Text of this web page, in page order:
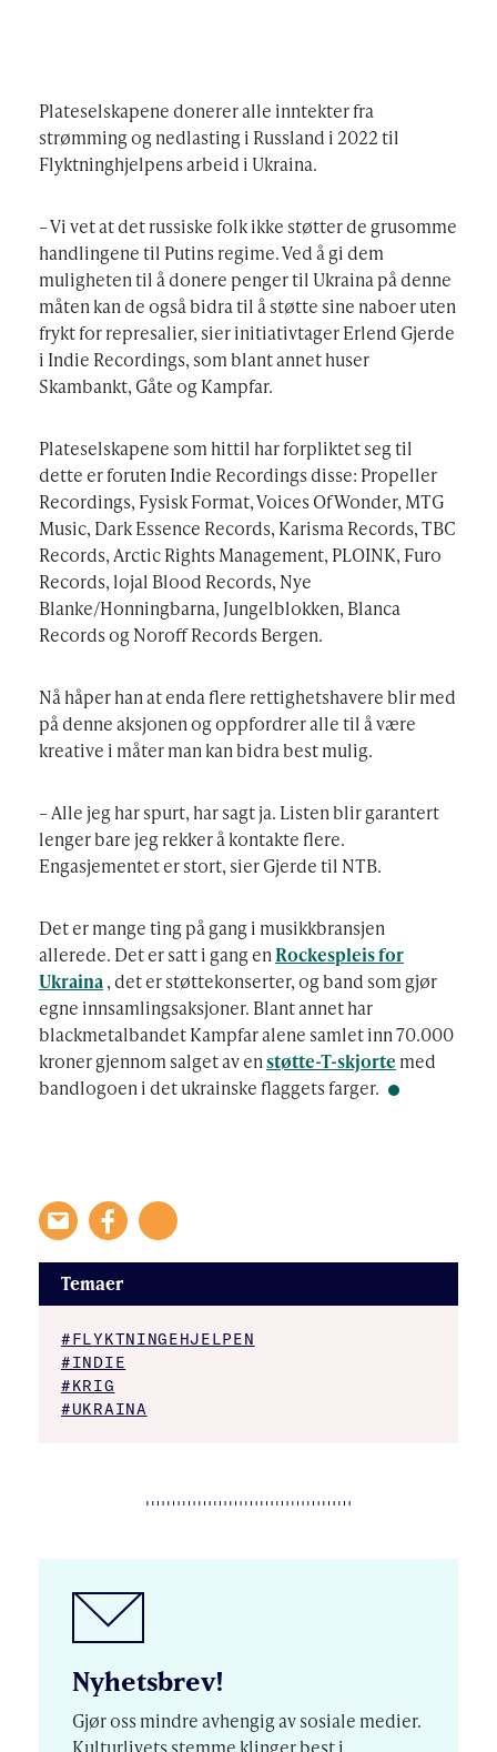
Plateselskapene donerer alle inntekter fra
strømming og nedlasting i Russland i 2022 til
Flyktninghjelpens arbeid i Ukraina.
– Vi vet at det russiske folk ikke støtter de grusomme
handlingene til Putins regime. Ved å gi dem
muligheten til å donere penger til Ukraina på denne
måten kan de også bidra til å støtte sine naboer uten
frykt for represalier, sier initiativtager Erlend Gjerde
i Indie Recordings, som blant annet huser
Skambankt, Gåte og Kampfar.
Plateselskapene som hittil har forpliktet seg til
dette er foruten Indie Recordings disse: Propeller
Recordings, Fysisk Format, Voices Of Wonder, MTG
Music, Dark Essence Records, Karisma Records, TBC
Records, Arctic Rights Management, PLOINK, Furo
Records, lojal Blood Records, Nye
Blanke/Honningbarna, Jungelblokken, Blanca
Records og Noroff Records Bergen.
Nå håper han at enda flere rettighetshavere blir med
på denne aksjonen og oppfordrer alle til å være
kreative i måter man kan bidra best mulig.
– Alle jeg har spurt, har sagt ja. Listen blir garantert
lenger bare jeg rekker å kontakte flere.
Engasjementet er stort, sier Gjerde til NTB.
Det er mange ting på gang i musikkbransjen
allerede. Det er satt i gang enRockespleis for
Ukraina, det er støttekonserter, og band som gjør
egne innsamlingsaksjoner. Blant annet har
blackmetalbandet Kampfar alene samlet inn 70.000
kroner gjennom salget av enstøtte-T-skjorte med
bandlogoen i det ukrainske flaggets farger.
Temaer
#FLYKTNINGEHJELPEN
#INDIE
#KRIG
#UKRAINA
Nyhetsbrev!
Gjør oss mindre avhengig av sosiale medier.
Kulturlivets stemme klinger best i